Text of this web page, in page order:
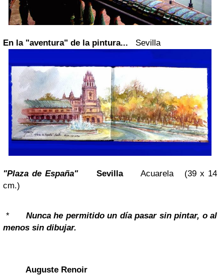
En la "aventura" de la pintura... Sevilla
"Plaza de España" SevillaAcuarela (39 x 14
cm.)
*
Nunca he permitido un día pasar sin pintar, o al
menos sin dibujar.
Auguste Renoir